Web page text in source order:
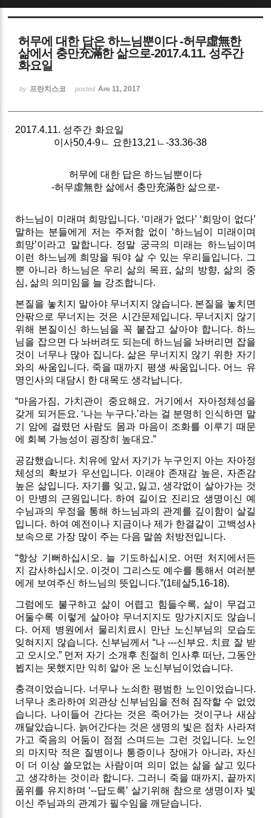
허무에 대한 답은 하느님뿐이다 -허무虛無한
삶에서 충만充滿한 삶으로-2017.4.11. 성주간
화요일
by 프란치스코 posted Apr 11, 2017
2017.4.11. 성주간 화요일
이사50,4-9ㄴ 요한13,21ㄴ-33.36-38
허무에 대한 답은 하느님뿐이다
-허무虛無한 삶에서 충만充滿한 삶으로-
하느님이 미래며 희망입니다. ‘미래가 없다’ ‘희망이 없다’
말하는 분들에게 저는 주저함 없이 ‘하느님이 미래이며
희망’이라고 말합니다. 정말 궁극의 미래는 하느님이며
이런 하느님께 희망을 둬야 살 수 있는 우리들입니다. 그
뿐 아니라 하느님은 우리 삶의 목표, 삶의 방향, 삶의 중
심, 삶의 의미임을 늘 강조합니다.
본질을 놓치지 말아야 무너지지 않습니다. 본질을 놓치면
안팎으로 무너지는 것은 시간문제입니다. 무너지지 않기
위해 본질이신 하느님을 꼭 붙잡고 살아야 합니다. 하느
님을 잡으면 다 놔버려도 되는데 하느님을 놔버리면 잡을
것이 너무나 많아 집니다. 삶은 무너지지 않기 위한 자기
와의 싸움입니다. 죽을 때까지 평생 싸움입니다. 어느 유
명인사의 대담시 한 대목도 생각납니다.
“마음가짐, 가치관이 중요해요. 거기에서 자아정체성을
갖게 되거든요. ‘나는 누구다.’라는 걸 분명히 인식하면 말
기 암에 걸렸던 사람도 몸과 마음이 조화를 이루기 때문
에 회복 가능성이 굉장히 높대요.”
공감했습니다. 치유에 앞서 자기가 누구인지 아는 자아정
체성의 확보가 우선입니다. 이래야 존재감 높은, 자존감
높은 삶입니다. 자기를 잊고, 잃고, 생각없이 살아가는 것
이 만병의 근원입니다. 하여 길이요 진리요 생명이신 예
수님과의 우정을 통해 하느님과의 관계를 깊이함이 살길
입니다. 하여 예전이나 지금이나 제가 한결같이 고백성사
보속으로 가장 많이 주는 다음 말씀 처방전입니다.
“항상 기뻐하십시오. 늘 기도하십시오. 어떤 처지에서든
지 감사하십시오. 이것이 그리스도 예수를 통해서 여러분
에게 보여주신 하느님의 뜻입니다.”(1테살5,16-18).
그럼에도 불구하고 삶이 어렵고 힘들수록, 삶이 무겁고
어둘수록 이렇게 살아야 무너지지도 망가지지도 않습니
다. 어제 병원에서 물리치료시 만난 노신부님의 모습도
잊혀지지 않습니다. 신부님께서 “나 ---신부요. 치료 잘 받
고 오시오.” 먼저 자기 소개후 친절히 인사후 떠난, 그동안
뵙지는 못했지만 익히 알아 온 노신부님이었습니다.
충격이었습니다. 너무나 노쇠한 평범한 노인이었습니다.
너무나 초라하여 외관상 신부님임을 전혀 짐작할 수 없었
습니다. 나이들어 간다는 것은 죽어가는 것이구나 새삼
깨달았습니다. 늙어간다는 것은 생명의 빛은 점차 사라져
가고 죽음의 어둠이 점점 스며드는 그런 것입니다. 노인
의 마지막 적은 질병이나 통증이나 장애가 아니라, 자신
이 더 이상 쓸모없는 사람이며 의미 없는 삶을 살고 있다
고 생각하는 것이라 합니다. 그러니 죽을 때까지, 끝까지
품위를 유지하며 ‘--답도록’ 살기위해 참으로 생명이자 빛
이신 주님과의 관계가 필수임을 깨닫습니다.
Sketchbook5, 스케치북5
Sketchbook5, 스케치북5